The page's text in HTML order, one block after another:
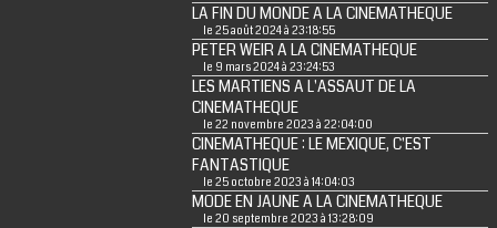
LA FIN DU MONDE A LA CINEMATHEQUE
le 25 août 2024 à 23:18:55
PETER WEIR A LA CINEMATHEQUE
le 9 mars 2024 à 23:24:53
LES MARTIENS A L'ASSAUT DE LA
CINEMATHEQUE
le 22 novembre 2023 à 22:04:00
CINEMATHEQUE : LE MEXIQUE, C'EST
FANTASTIQUE
le 25 octobre 2023 à 14:04:03
MODE EN JAUNE A LA CINEMATHEQUE
le 20 septembre 2023 à 13:28:09